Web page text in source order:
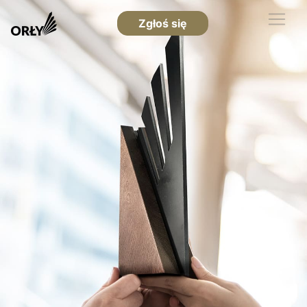
Zgłoś się